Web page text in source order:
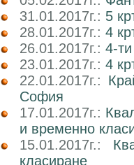
31.01.2017г.: 5
28.01.2017г.: 4
26.01.2017г.: 4-
23.01.2017г.: 4
22.01.2017г.:
София
17.01.2017г.:
и временно
15.01.2017г.:
класиране